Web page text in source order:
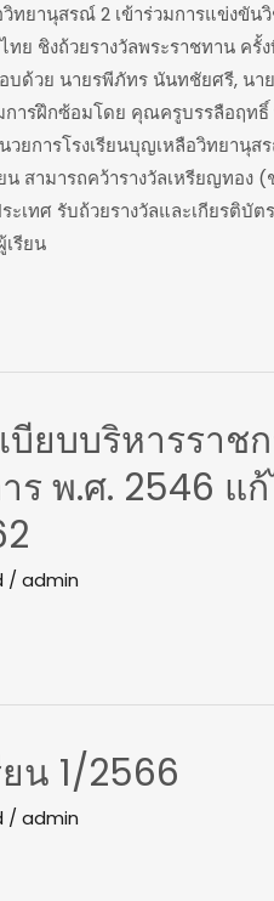
ทยานุสรณ์ 2 เข้าร่วมการแข่งขัน
ทย ชิงถ้วยรางวัลพระราชทาน ค
บด้วย นายรพีภัทร นันทชัยศรี, น
ารฝึกซ้อมโดย คุณครูบรรลือฤท
วยการโรงเรียนบุญเหลือวิทยานุ
ยน สามารถคว้ารางวัลเหรียญทอ
ะเทศ รับถ้วยรางวัลและเกียรติบั
รียน
บียบบริหารราช
ร พ.ศ. 2546 แ
/ admin
ยน 1/2566
/ admin